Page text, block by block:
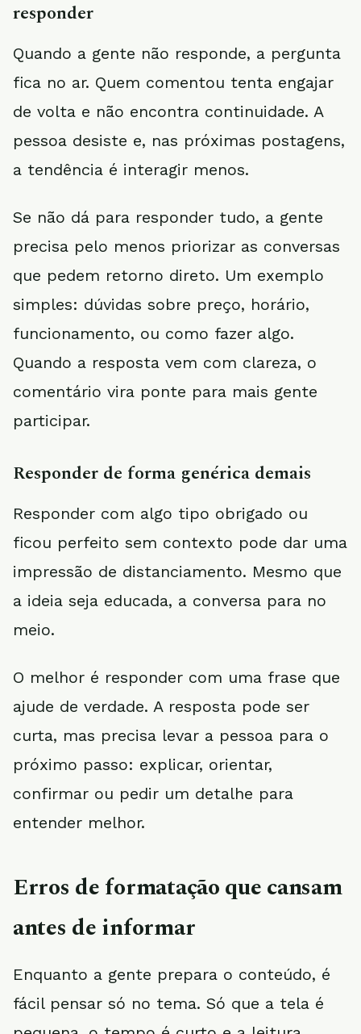
responder
Quando a gente não responde, a pergunta
fica no ar. Quem comentou tenta engajar
de volta e não encontra continuidade. A
pessoa desiste e, nas próximas postagens,
a tendência é interagir menos.
Se não dá para responder tudo, a gente
precisa pelo menos priorizar as conversas
que pedem retorno direto. Um exemplo
simples: dúvidas sobre preço, horário,
funcionamento, ou como fazer algo.
Quando a resposta vem com clareza, o
comentário vira ponte para mais gente
participar.
Responder de forma genérica demais
Responder com algo tipo obrigado ou
ficou perfeito sem contexto pode dar uma
impressão de distanciamento. Mesmo que
a ideia seja educada, a conversa para no
meio.
O melhor é responder com uma frase que
ajude de verdade. A resposta pode ser
curta, mas precisa levar a pessoa para o
próximo passo: explicar, orientar,
confirmar ou pedir um detalhe para
entender melhor.
Erros de formatação que cansam
antes de informar
Enquanto a gente prepara o conteúdo, é
fácil pensar só no tema. Só que a tela é